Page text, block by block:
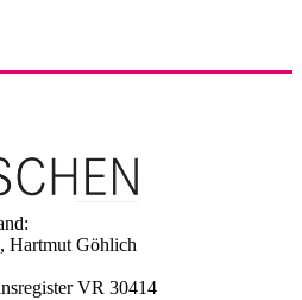
Hartmut Göhlich
VR 30414